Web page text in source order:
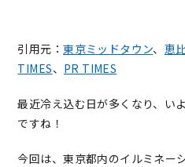
引用元：東京ミッドタウン、 恵
TIMES、 PR TIMES
最近冷え込む日が多くなり、い
ですね！
今回は、東京都内のイルミネー